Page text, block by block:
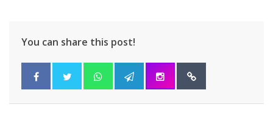
You can share this post!